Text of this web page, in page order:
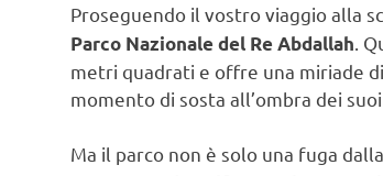
Proseguendo il vostro viaggio alla
Parco Nazionale del Re Abdallah .
metri quadrati e offre una miriade
momento di sosta all’ombra dei
Ma il parco non è solo una fuga